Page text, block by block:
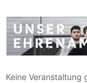
Keine Veranstaltung